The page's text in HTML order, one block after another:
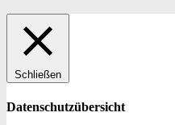
Schließen
Datenschutzübersicht